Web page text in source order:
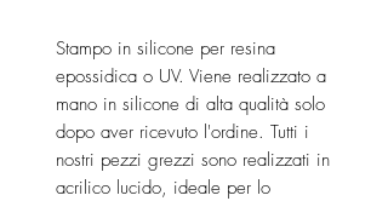
Stampo in silicone per resina
epossidica o UV. Viene realizzato a
mano in silicone di alta qualità solo
dopo aver ricevuto l'ordine. Tutti i
nostri pezzi grezzi sono realizzati in
acrilico lucido, ideale per lo